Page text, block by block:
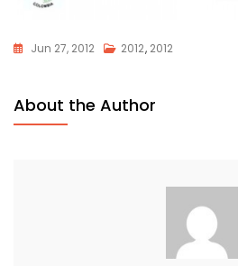
Jun 27, 2012 2012, 2012
About the Author